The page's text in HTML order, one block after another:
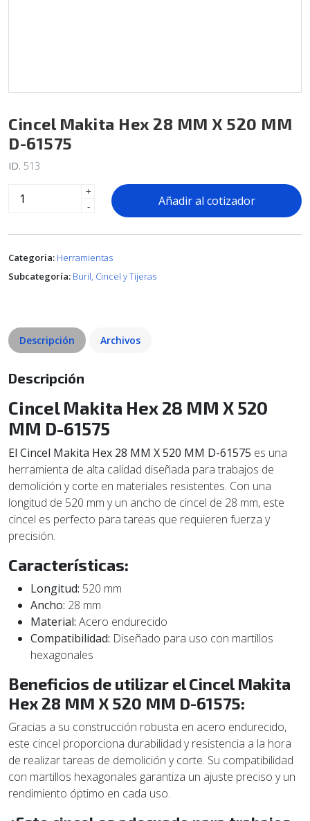
Cincel Makita Hex 28 MM X 520 MM
D-61575
ID. 513
+
-
Añadir al cotizador
Categoria: Herramientas
Subcategoría: Buril, Cincel y Tijeras
Descripción Archivos
Descripción
Cincel Makita Hex 28 MM X 520
MM D-61575
El Cincel Makita Hex 28 MM X 520 MM D-61575 es una
herramienta de alta calidad diseñada para trabajos de
demolición y corte en materiales resistentes. Con una
longitud de 520 mm y un ancho de cincel de 28 mm, este
cincel es perfecto para tareas que requieren fuerza y
precisión.
Características:
Longitud: 520 mm
Ancho: 28 mm
Material: Acero endurecido
Compatibilidad: Diseñado para uso con martillos
hexagonales
Beneficios de utilizar el Cincel Makita
Hex 28 MM X 520 MM D-61575:
Gracias a su construcción robusta en acero endurecido,
este cincel proporciona durabilidad y resistencia a la hora
de realizar tareas de demolición y corte. Su compatibilidad
con martillos hexagonales garantiza un ajuste preciso y un
rendimiento óptimo en cada uso.